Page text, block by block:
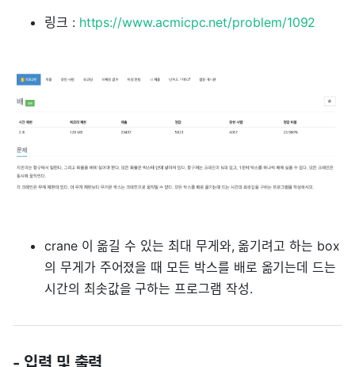
링크 : https://www.acmicpc.net/problem/1092
crane 이 옮길 수 있는 최대 무게와, 옮기려고 하는 box
의 무게가 주어졌을 때 모든 박스를 배로 옮기는데 드는
시간의 최솟값을 구하는 프로그램 작성.
- 입력 및 출력